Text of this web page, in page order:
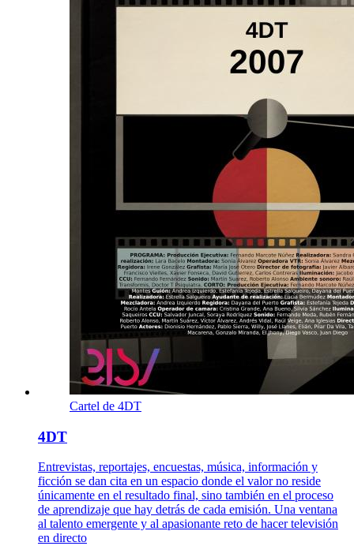
Cartel de 4DT
4DT
Entrevistas, reportajes, encuestas, música, información y
ficción se dan cita en un espacio donde el valor no reside
únicamente en el resultado final, sino también en el proceso
de aprendizaje que hay detrás de cada emisión. Una ventana
al talento emergente y al apasionante reto de hacer televisión
en directo